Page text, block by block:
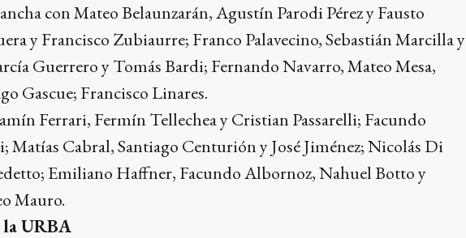
con Mateo Belaunzarán, Agustín Parodi Pérez y Fausto
y Francisco Zubiaurre; Franco Palavecino, Sebastián Marcilla y
Guerrero y Tomás Bardi; Fernando Navarro, Mateo Mesa,
Gascue; Francisco Linares.
Ferrari, Fermín Tellechea y Cristian Passarelli; Facundo
Matías Cabral, Santiago Centurión y José Jiménez; Nicolás Di
Emiliano Haffner, Facundo Albornoz, Nahuel Botto y
Mauro.
URBA